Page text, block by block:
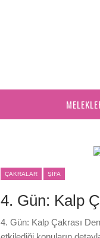
ÇAKRALAR ŞIFA
4. Gün: Kalp
4. Gün: Kalp Çakrası